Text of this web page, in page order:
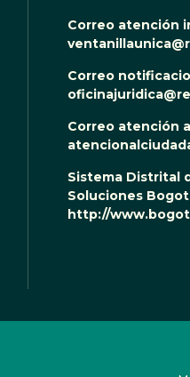
Correo atención
Correo
Correo atención
Sistema Distrital
Soluciones
http://